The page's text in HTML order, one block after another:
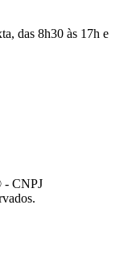
das 8h30 às 17h e
CNPJ